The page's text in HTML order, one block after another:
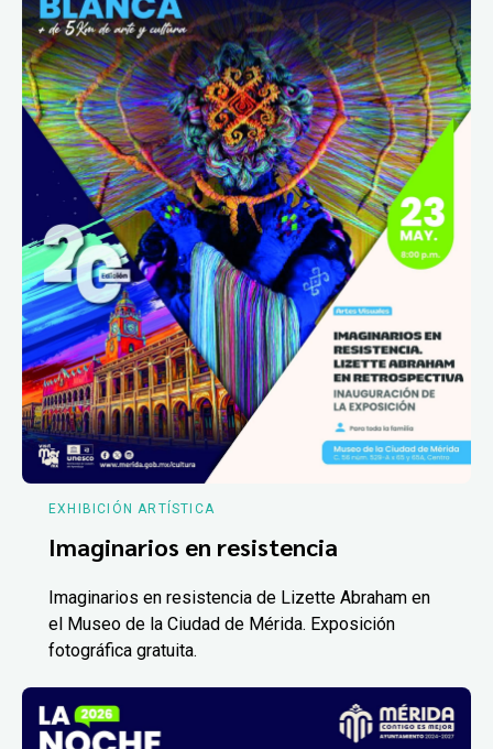
EXHIBICIÓN ARTÍSTICA
Imaginarios en resistencia
Imaginarios en resistencia de Lizette Abraham en
el Museo de la Ciudad de Mérida. Exposición
fotográfica gratuita.